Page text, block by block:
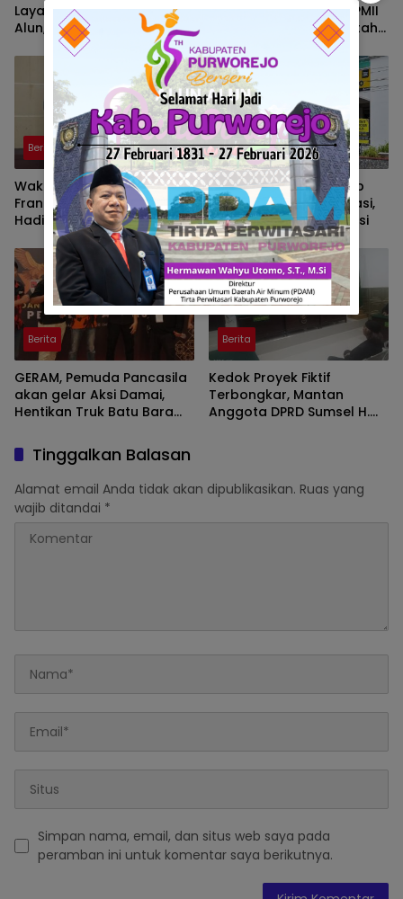
Layanan SIM Keliling di Alun
Alun, Polisi : Gelar Nobar
Kalau Ada Pertandingan
AFF
Zona Merah Karhutla, PMII
Sumsel Desak Pemerintah
Perkuat Pencegahan
Berita
Wakil Walikota Prabumulih,
Frangky Nasril, S.Kom., M.M.,
Hadiri Talk Show, Bertanjuk
Antartika dan Masa Depan
Bumi di SMAN 2 Prabumulih
Berita
Pusat Grosir Solo Tutup
Imbas Masalah Investasi,
Walikota Solo Beri Solusi
Berita
GERAM, Pemuda Pancasila
akan gelar Aksi Damai,
Hentikan Truk Batu Bara
Berita
Kedok Proyek Fiktif
Terbongkar, Mantan
Anggota DPRD Sumsel H.
Tinggalkan Balasan
Alamat email Anda tidak akan dipublikasikan. Ruas yang
wajib ditandai *
Simpan nama, email, dan situs web saya pada
peramban ini untuk komentar saya berikutnya.